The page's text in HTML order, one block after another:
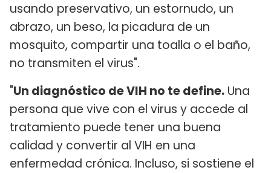
usando preservativo, un estornudo, un
abrazo, un beso, la picadura de un
mosquito, compartir una toalla o el baño,
no transmiten el virus".
"Un diagnóstico de VIH no te define. Una
persona que vive con el virus y accede al
tratamiento puede tener una buena
calidad y convertir al VIH en una
enfermedad crónica. Incluso, si sostiene el